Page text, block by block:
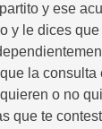
y ese
y le dices
la consulta
o no
que te